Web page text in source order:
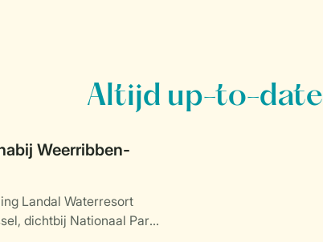
Altijd up-to-date
Weerribben-
Landal Waterresort
dichtbij Nationaal Park